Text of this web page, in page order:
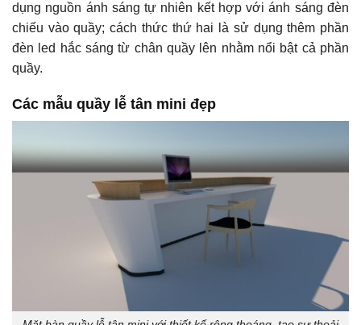
dụng nguồn ánh sáng tự nhiên kết hợp với ánh sáng đèn
chiếu vào quầy; cách thức thứ hai là sử dụng thêm phần
đèn led hắc sáng từ chân quầy lên nhằm nổi bật cả phần
quầy.
Các mẫu quầy lễ tân mini đẹp